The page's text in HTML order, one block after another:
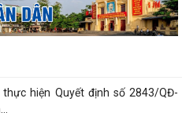
phố...
mã định danh cho các cơ quan,